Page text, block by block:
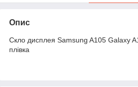
Опис
Скло дисплея Samsung A105 Galaxy
плівка